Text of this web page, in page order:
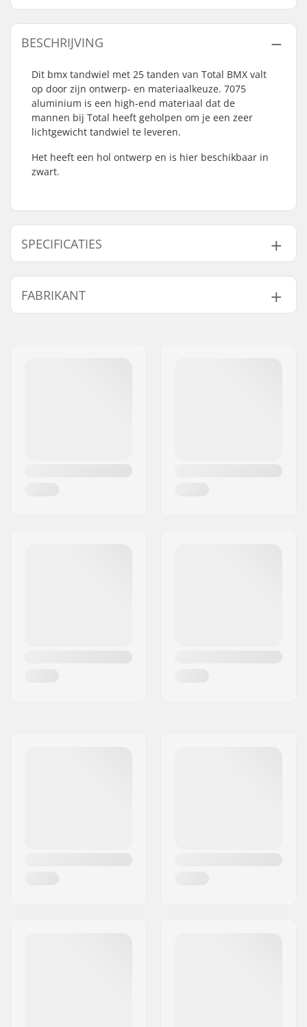
BESCHRIJVING
Dit bmx tandwiel met 25 tanden van Total BMX valt
op door zijn ontwerp- en materiaalkeuze. 7075
aluminium is een high-end materiaal dat de
mannen bij Total heeft geholpen om je een zeer
lichtgewicht tandwiel te leveren.
Het heeft een hol ontwerp en is hier beschikbaar in
zwart.
SPECIFICATIES
Aantal tanden:
25T
Tandwiel installatie:
Bout
FABRIKANT